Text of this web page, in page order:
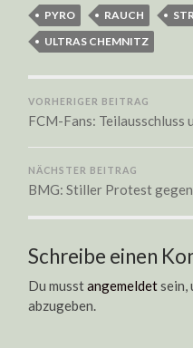
PYRO
RAUCH
ULTRAS CHEMNITZ
VORHERIGER BEITRAG
FCM-Fans: Teilausschluss
NÄCHSTER BEITRAG
BMG: Stiller Protest
Schreibe einen
Du musstangemeldetsein,
abzugeben.